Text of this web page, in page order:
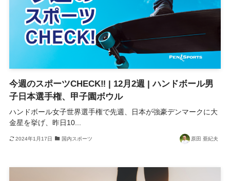
今週のスポーツCHECK‼ | 12月2週 | ハンドボール男
子日本選手権、甲子園ボウル
ハンドボール女子世界選手権で先週、日本が強豪デンマークに大
金星を挙げ、昨日10...
2024年1月17日 国内スポーツ 原田 亜紀夫